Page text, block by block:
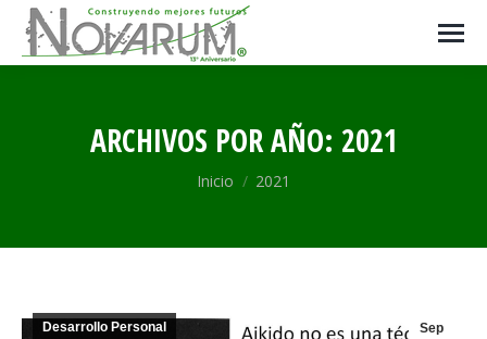
ARCHIVOS POR AÑO: 2021
Estás aquí:
Inicio 2021
Sep
Desarrollo Personal